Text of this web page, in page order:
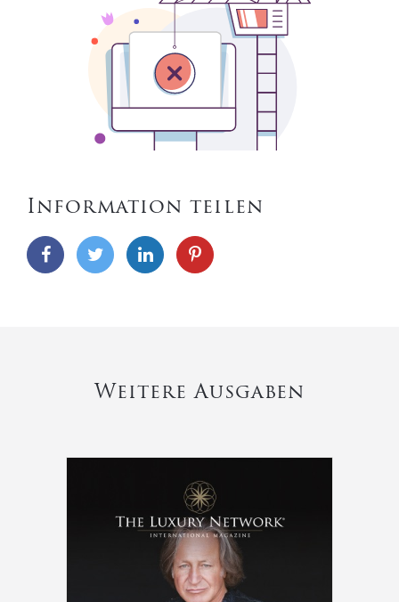
Information teilen
Weitere Ausgaben